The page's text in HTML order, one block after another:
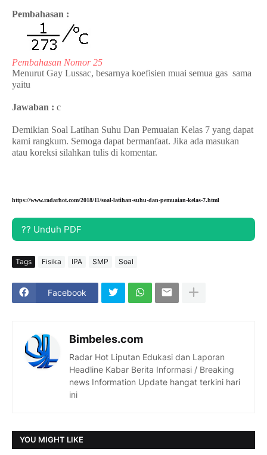
Pembahasan :
Pembahasan Nomor 25
Menurut Gay Lussac, besarnya koefisien muai semua gas sama
yaitu
Jawaban : c
Demikian Soal Latihan Suhu Dan Pemuaian Kelas 7 yang dapat
kami rangkum. Semoga dapat bermanfaat. Jika ada masukan
atau koreksi silahkan tulis di komentar.
https://www.radarhot.com/2018/11/soal-latihan-suhu-dan-pemuaian-kelas-7.html
?? Unduh PDF
Tags Fisika IPA SMP Soal
Facebook
Bimbeles.com
Radar Hot Liputan Edukasi dan Laporan
Headline Kabar Berita Informasi / Breaking
news Information Update hangat terkini hari
ini
YOU MIGHT LIKE